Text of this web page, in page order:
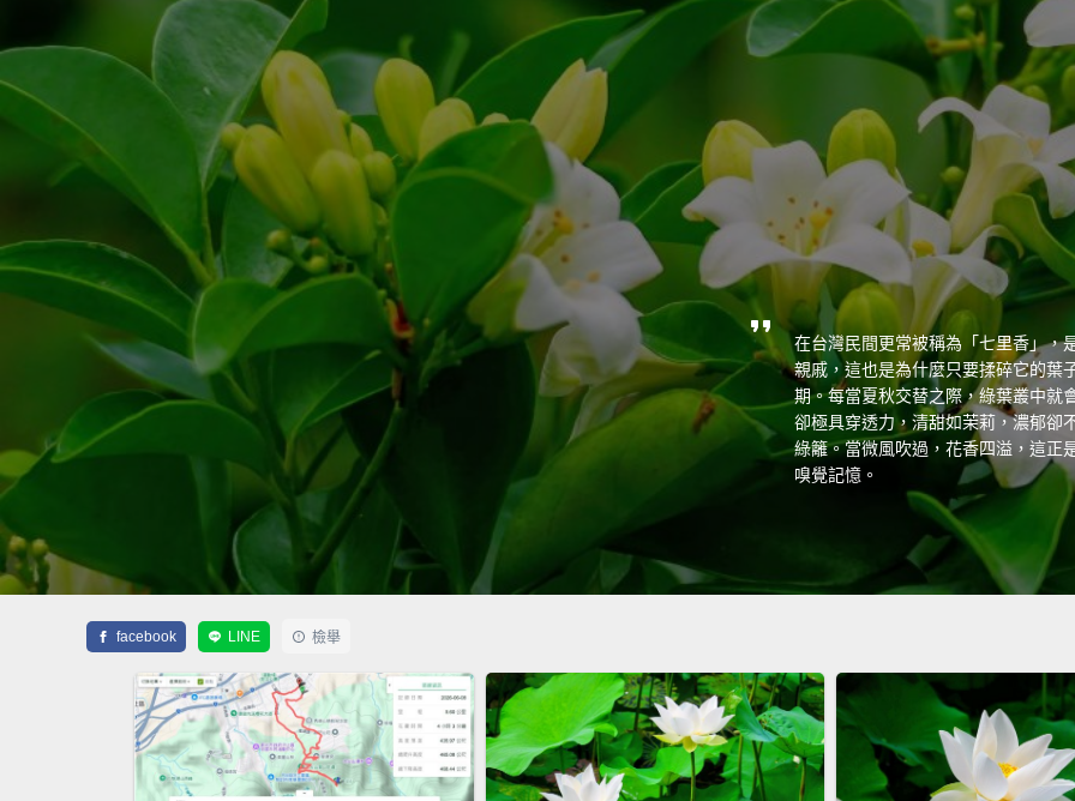
在台灣民間更常被稱為「七里香」，
親戚，這也是為什麼只要揉碎它的葉
期。每當夏秋交替之際，綠葉叢中就
卻極具穿透力，清甜如茉莉，濃郁卻
綠籬。當微風吹過，花香四溢，這正
嗅覺記憶。
facebook LINE 檢舉